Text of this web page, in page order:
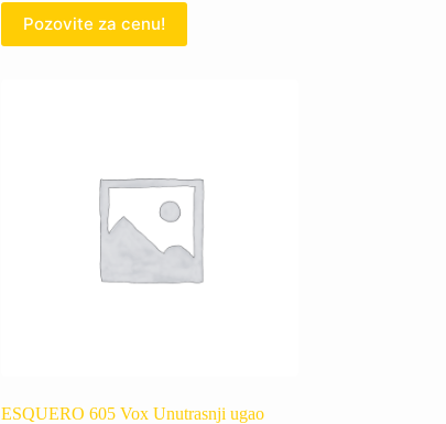
Pozovite za cenu!
ESQUERO 605 Vox Unutrasnji ugao